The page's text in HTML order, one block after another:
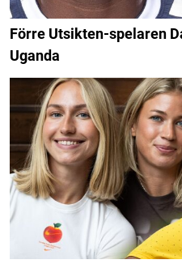
Förre Utsikten-spelaren
Uganda